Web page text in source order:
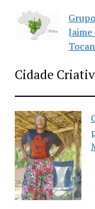
Cidade